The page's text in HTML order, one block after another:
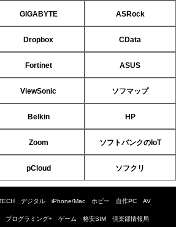
GIGABYTE ASRock
Dropbox CData
Fortinet ASUS
ViewSonic ソフマップ
Belkin HP
Zoom ソフトバンクのIoT
pCloud ソフクリ
デジタル iPhone/Mac ホビー 自作PC AV
プログラミング+ ゲーム 格安SIM 倶楽部情報局